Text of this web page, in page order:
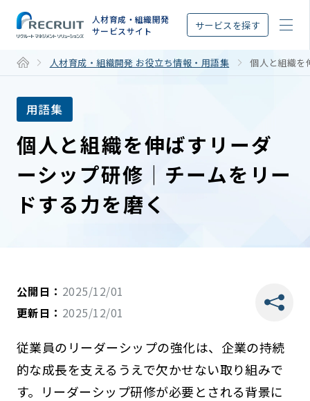
人材育成・組織開発
サービスサイト
サービスを探す
人材育成・組織開発 お役立ち情報・用語集 個人と組織を
用語集
個人と組織を伸ばすリーダ
ーシップ研修｜チームをリー
ドする力を磨く
公開日： 2025/12/01
更新日： 2025/12/01
従業員のリーダーシップの強化は、企業の持続
的な成長を支えるうえで欠かせない取り組みで
す。リーダーシップ研修が必要とされる背景に